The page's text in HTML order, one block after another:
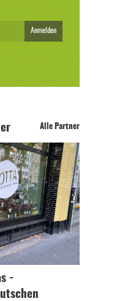
Anmelden
Alle Partner
-